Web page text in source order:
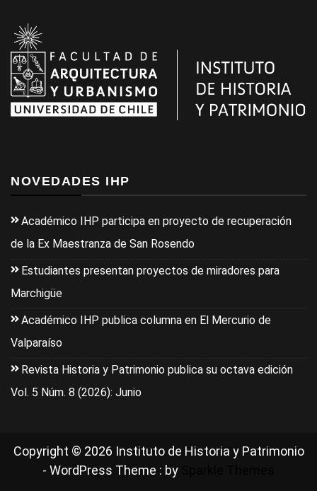
NOVEDADES IHP
Académico IHP participa en proyecto de recuperación
de la Ex Maestranza de San Rosendo
Estudiantes presentan proyectos de miradores para
Marchigüe
Académico IHP publica columna en El Mercurio de
Valparaíso
Revista Historia y Patrimonio publica su octava edición
Vol. 5 Núm. 8 (2026): Junio
Copyright © 2026 Instituto de Historia y Patrimonio
- WordPress Theme : by